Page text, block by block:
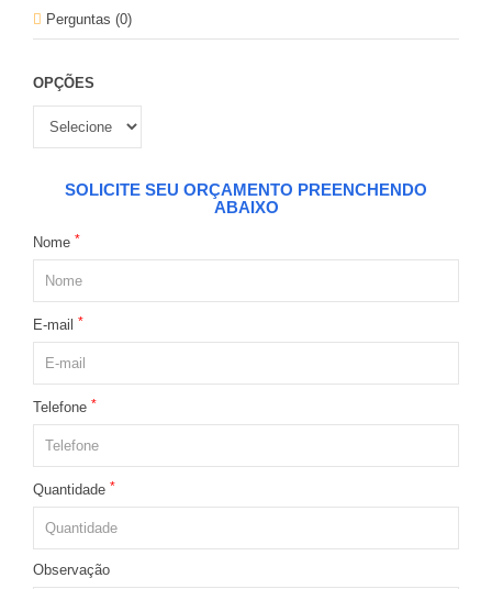
Perguntas (0)
OPÇÕES
SOLICITE SEU ORÇAMENTO PREENCHENDO
ABAIXO
Nome *
E-mail *
Telefone *
Quantidade *
Observação